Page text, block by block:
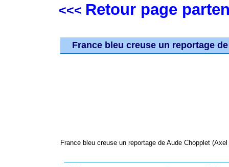
<<< Retour page
France bleu creuse un reportage
France bleu creuse un reportage de Aude Chopplet